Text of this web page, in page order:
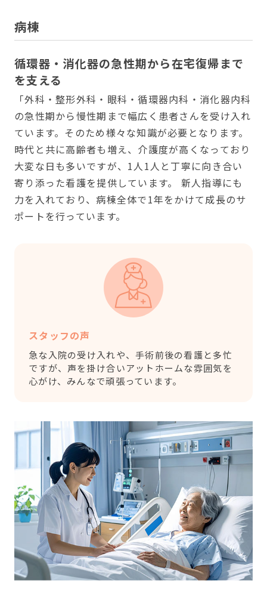
病棟
循環器・消化器の急性期から在宅復帰まで
を支える
「外科・整形外科・眼科・循環器内科・消化器内科
の急性期から慢性期まで幅広く患者さんを受け入れ
ています。そのため様々な知識が必要となります。
時代と共に高齢者も増え、介護度が高くなっており
大変な日も多いですが、1人1人と丁寧に向き合い
寄り添った看護を提供しています。 新人指導にも
力を入れており、病棟全体で1年をかけて成長のサ
ポートを行っています。
スタッフの声
急な入院の受け入れや、手術前後の看護と多忙
ですが、声を掛け合いアットホームな雰囲気を
心がけ、みんなで頑張っています。